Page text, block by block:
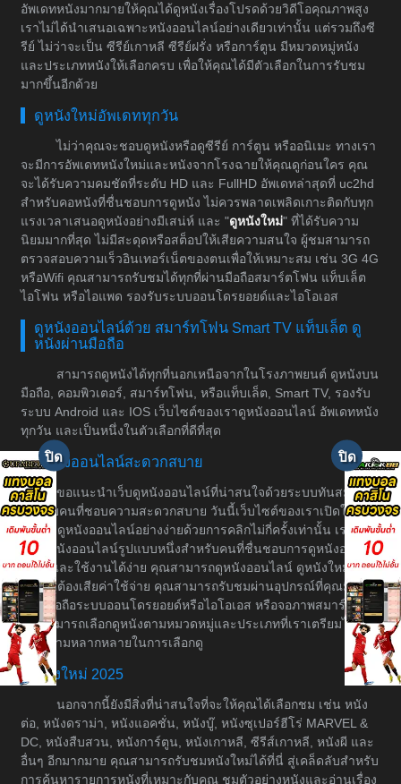
อัพเดทหนังมากมายให้คุณได้ดูหนังเรื่องโปรดด้วยวิดีโอคุณภาพสูง
เราไม่ได้นำเสนอเฉพาะหนังออนไลน์อย่างเดียวเท่านั้น แต่รวมถึงซี
รีย์ ไม่ว่าจะเป็น ซีรีย์เกาหลี ซีรีย์ฝรั่ง หรือการ์ตูน มีหมวดหมู่หนัง
และประเภทหนังให้เลือกครบ เพื่อให้คุณได้มีตัวเลือกในการรับชม
มากขึ้นอีกด้วย
ดูหนังใหม่อัพเดททุกวัน
ไม่ว่าคุณจะชอบดูหนังหรือดูซีรีย์ การ์ตูน หรืออนิเมะ ทางเรา
จะมีการอัพเดทหนังใหม่และหนังจากโรงฉายให้คุณดูก่อนใคร คุณ
จะได้รับความคมชัดที่ระดับ HD และ FullHD อัพเดทล่าสุดที่ uc2hd
สำหรับคอหนังที่ชื่นชอบการดูหนัง ไม่ควรพลาดเพลิดเกาะติดกับทุก
แรงเวลาเสนอดูหนังอย่างมีเสน่ห์ และ "ดูหนังใหม่" ที่ได้รับความ
นิยมมากที่สุด ไม่มีสะดุดหรือสต็อปให้เสียความสนใจ ผู้ชมสามารถ
ตรวจสอบความเร็วอินเทอร์เน็ตของตนเพื่อให้เหมาะสม เช่น 3G 4G
หรือWifi คุณสามารถรับชมได้ทุกที่ผ่านมือถือสมาร์ตโฟน แท็บเล็ต
ไอโฟน หรือไอแพด รองรับระบบออนโดรยอยด์และไอโอเอส
ดูหนังออนไลน์ด้วย สมาร์ทโฟน Smart TV แท็บเล็ต ดู
หนังผ่านมือถือ
สามารถดูหนังได้ทุกที่นอกเหนือจากในโรงภาพยนต์ ดูหนังบน
มือถือ, คอมพิวเตอร์, สมาร์ทโฟน, หรือแท็บเล็ต, Smart TV, รองรับ
ระบบ Android และ IOS เว็บไซต์ของเราดูหนังออนไลน์ อัพเดทหนัง
ทุกวัน และเป็นหนึ่งในตัวเลือกที่ดีที่สุด
ดูหนังออนไลน์สะดวกสบาย
ขอแนะนำเว็บดูหนังออนไลน์ที่น่าสนใจด้วยระบบทันสมัย
สำหรับคนที่ชอบความสะดวกสบาย วันนี้เว็บไซต์ของเราเปิดให้
บริการดูหนังออนไลน์อย่างง่ายด้วยการคลิกไม่กี่ครั้งเท่านั้น เราเป็น
เว็บดูหนังออนไลน์รูปแบบหนึ่งสำหรับคนที่ชื่นชอบการดูหนังอย่างมี
ระบบและใช้งานได้ง่าย คุณสามารถดูหนังออนไลน์ ดูหนังใหม่ได้
โดยไม่ต้องเสียค่าใช้จ่าย คุณสามารถรับชมผ่านอุปกรณ์ที่คุณมีอยู่
เช่น มือถือระบบออนโดรยอยด์หรือไอโอเอส หรือจอภาพสมาร์ททีวี
คุณสามารถเลือกดูหนังตามหมวดหมู่และประเภทที่เราเตรียมไว้ให้
เพื่อความหลากหลายในการเลือกดู
หนังใหม่ 2025
นอกจากนี้ยังมีสิ่งที่น่าสนใจที่จะให้คุณได้เลือกชม เช่น หนัง
ต่อ, หนังดราม่า, หนังแอคชั่น, หนังบู๊, หนังซุเปอร์ฮีโร่ MARVEL &
DC, หนังสืบสวน, หนังการ์ตูน, หนังเกาหลี, ซีรีส์เกาหลี, หนังผี และ
อื่นๆ อีกมากมาย คุณสามารถรับชมหนังใหม่ได้ที่นี่ สู่เคล็ดลับสำหรับ
การค้นหารายการหนังที่เหมาะกับคุณ ชมตัวอย่างหนังและอ่านเรื่อง